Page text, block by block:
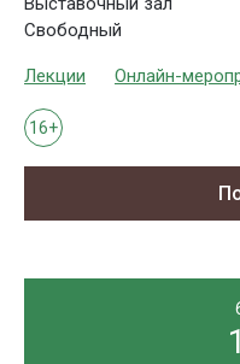
Свободный
Лекции Онлайн-
16+